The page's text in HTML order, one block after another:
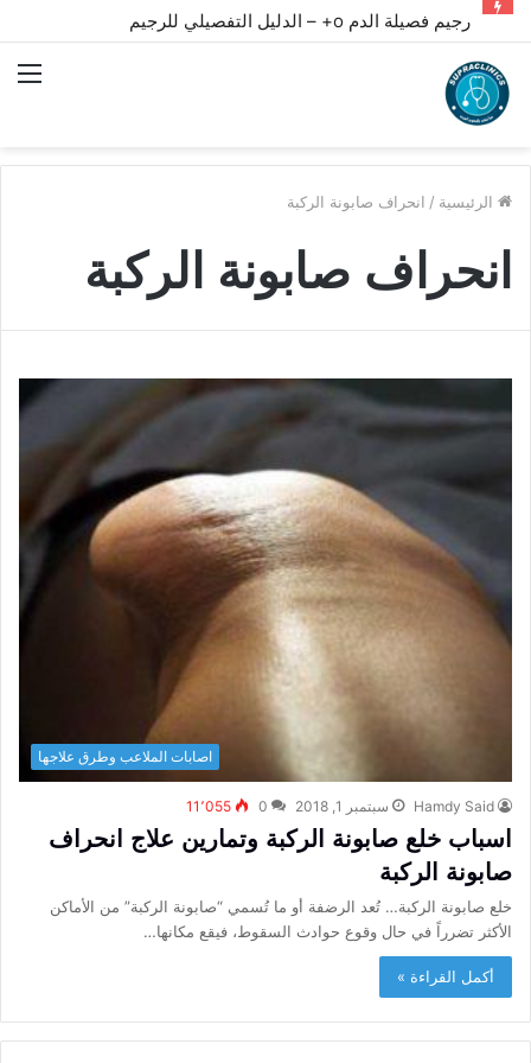
رجيم فصيلة الدم o+ – الدليل التفصيلي للرجيم
الرئيسية / انحراف صابونة الركبة
انحراف صابونة الركبة
اصابات الملاعب وطرق علاجها
Hamdy Said سبتمبر 1, 2018 0 11٬055
اسباب خلع صابونة الركبة وتمارين علاج انحراف
صابونة الركبة
خلع صابونة الركبة… تُعد الرضفة أو ما تُسمي “صابونة الركبة” من الأماكن
الأكثر تضرراً في حال وقوع حوادث السقوط، فيقع مكانها…
أكمل القراءة »